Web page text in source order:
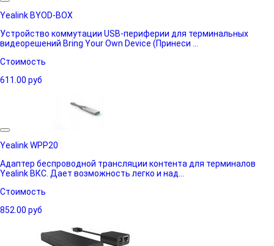
Yealink BYOD-BOX
Устройство коммутации USB-периферии для терминальных
видеорешений Bring Your Own Device (Принеси ...
Стоимость
611.00 руб
Yealink WPP20
Адаптер беспроводной трансляции контента для терминалов
Yealink ВКС. Дает возможность легко и над...
Стоимость
852.00 руб